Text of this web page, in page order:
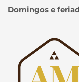
Domingos e
Página inicial